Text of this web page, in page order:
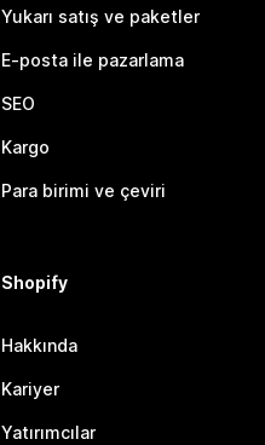
Yukarı satış ve paketler
E-posta ile pazarlama
SEO
Kargo
Para birimi ve çeviri
Shopify
Hakkında
Kariyer
Yatırımcılar